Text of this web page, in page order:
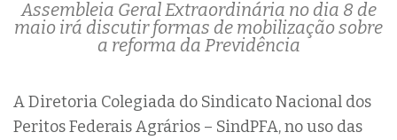
Assembleia Geral Extraordinária no dia 8 de
maio irá discutir formas de mobilização sobre
a reforma da Previdência
A Diretoria Colegiada do Sindicato Nacional dos
Peritos Federais Agrários – SindPFA, no uso das